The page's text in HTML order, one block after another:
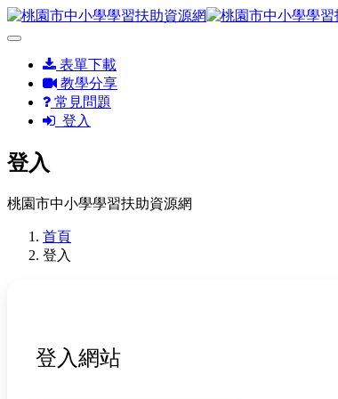
表單下載
教學分享
常見問題
登入
登入
桃園市中小學學習扶助資源網
首頁
登入
登入網站